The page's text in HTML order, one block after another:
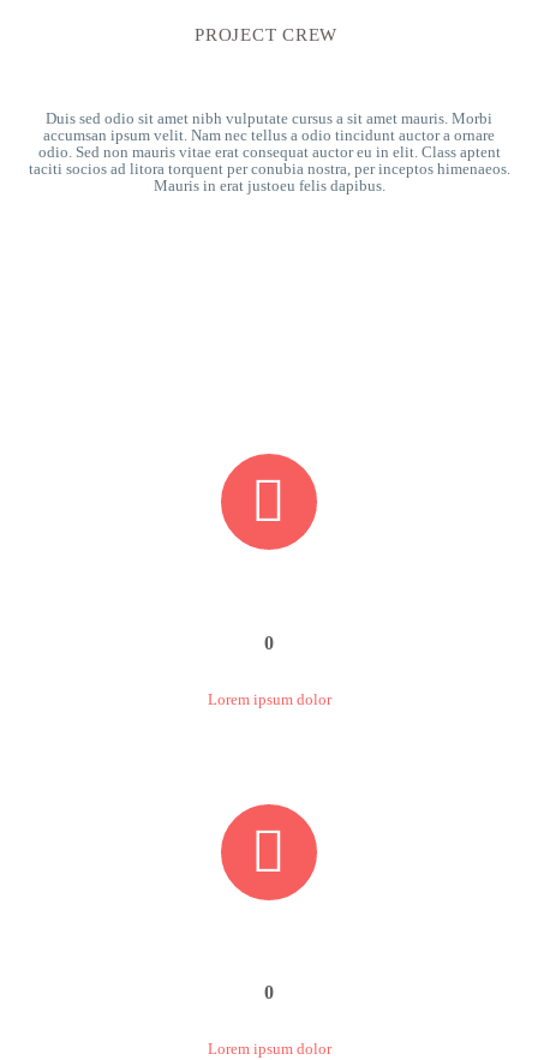
PROJECT CREW
Duis sed odio sit amet nibh vulputate cursus a sit amet mauris. Morbi
accumsan ipsum velit. Nam nec tellus a odio tincidunt auctor a ornare
odio. Sed non mauris vitae erat consequat auctor eu in elit. Class aptent
taciti socios ad litora torquent per conubia nostra, per inceptos himenaeos.
Mauris in erat justoeu felis dapibus.


0
Lorem ipsum dolor


0
Lorem ipsum dolor